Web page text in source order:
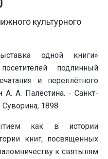
культурного
одной книги»
подлинный
и переплётного
А. А. Палестина. - Санкт-
Суворина, 1898.
как в истории
книг, посвящённых
к святыням